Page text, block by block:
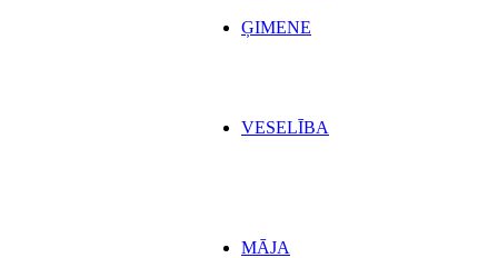
ĢIMENE
VESELĪBA
MĀJA